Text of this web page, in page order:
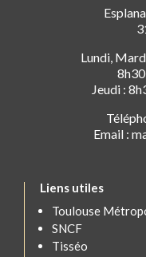
Lundi,
Jeudi :
Email :
Liens utiles
Toulouse
SNCF
Tisséo